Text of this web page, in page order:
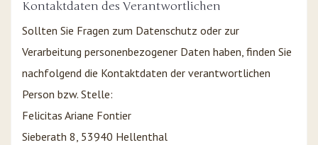
Kontaktdaten des Verantwortlichen
Sollten Sie Fragen zum Datenschutz oder zur
Verarbeitung personenbezogener Daten haben, finden Sie
nachfolgend die Kontaktdaten der verantwortlichen
Person bzw. Stelle:
Felicitas Ariane Fontier
Sieberath 8, 53940 Hellenthal